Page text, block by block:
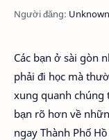
Các bạn ở sài gòn
phải đi học mà
xung quanh chúng
bạn rõ hơn về
ngay Thành Phố